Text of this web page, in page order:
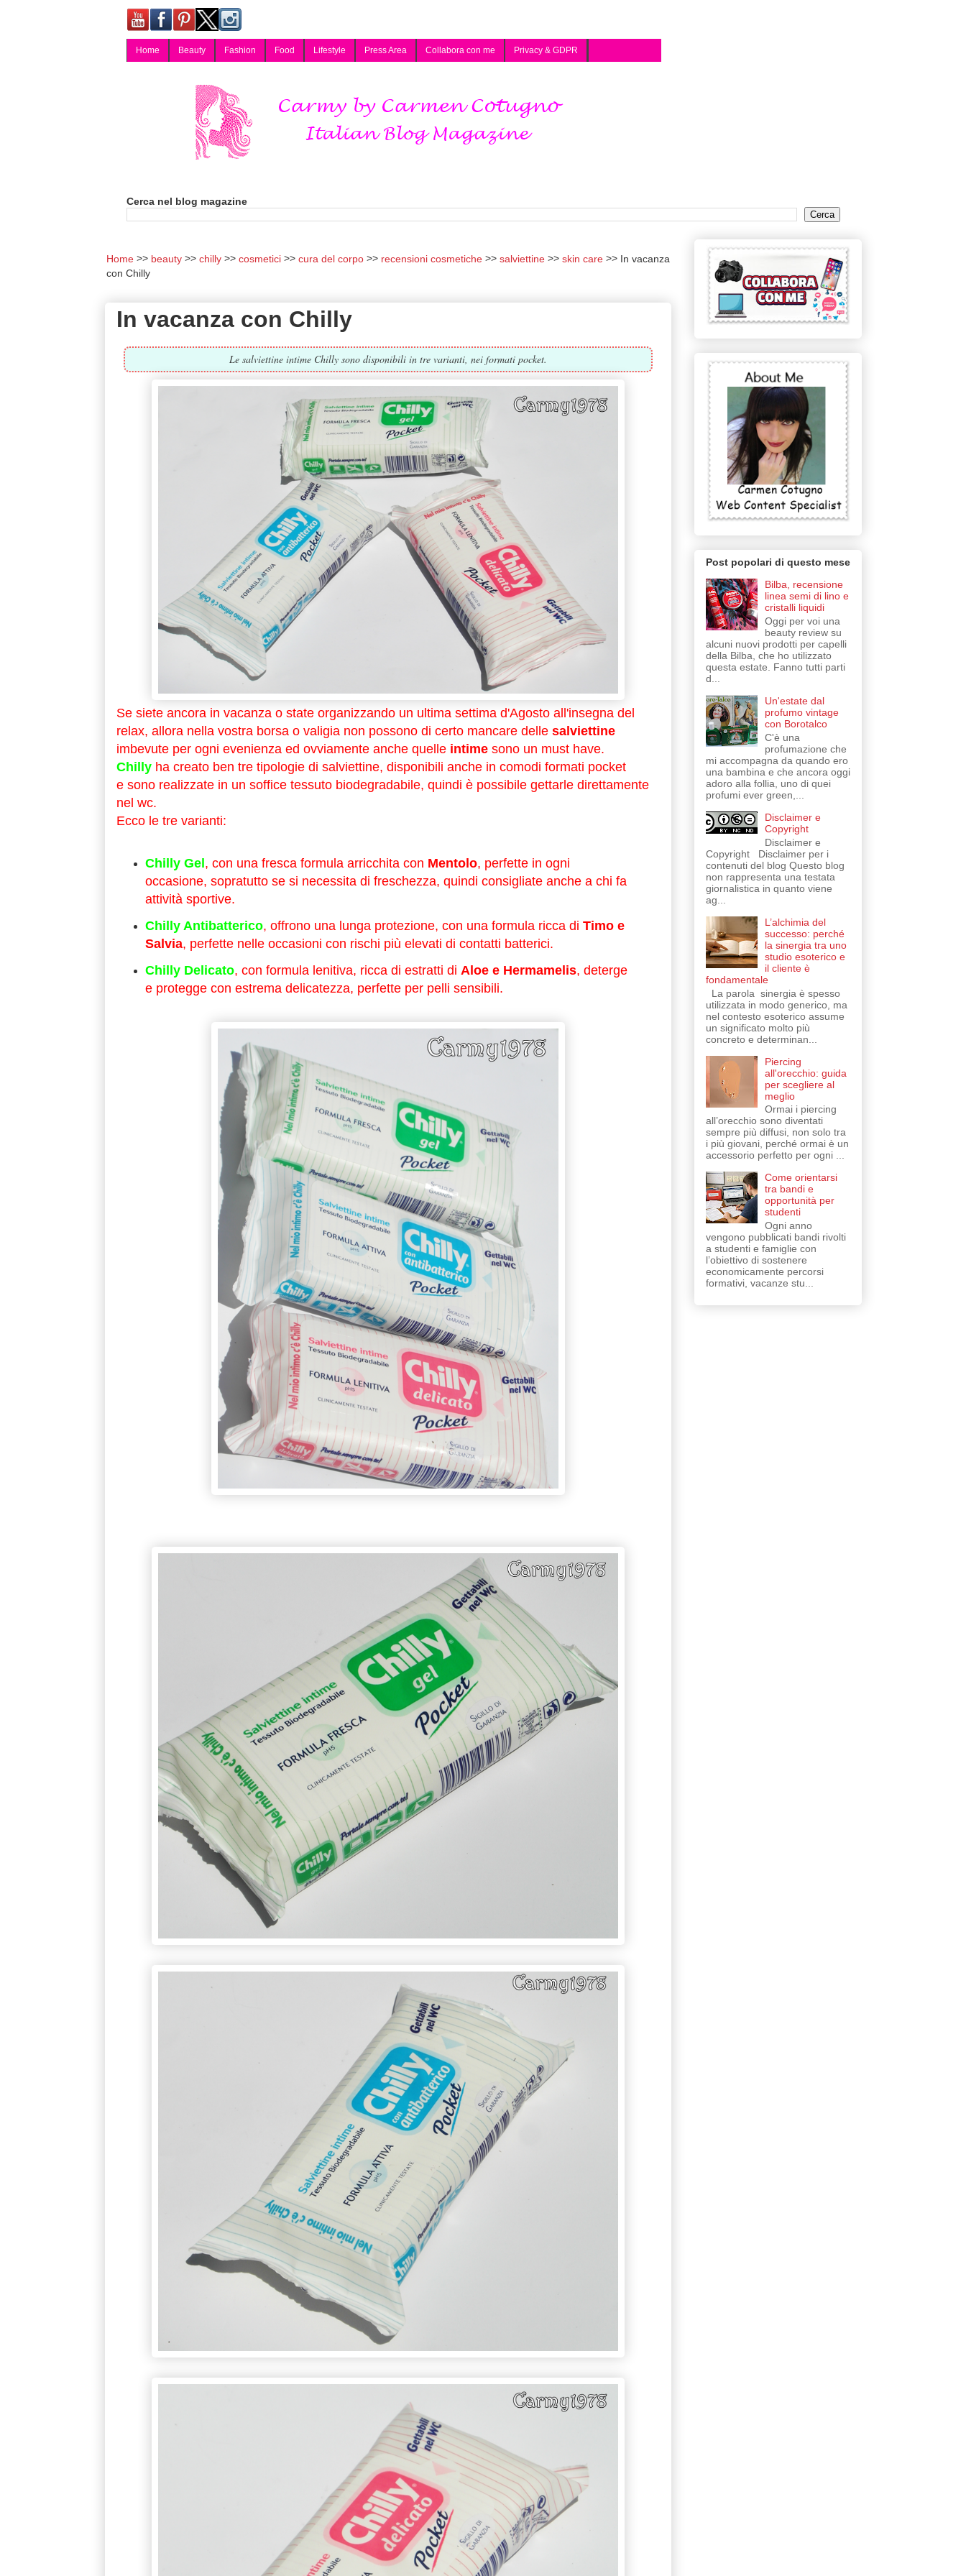
Home Beauty Fashion Food Lifestyle Press Area Collabora con me Privacy & GDPR
Cerca nel blog magazine
Home beauty chilly cosmetici cura del corpo recensioni cosmetiche salviettine skin care
In vacanza
con Chilly
In vacanza con Chilly
Le salviettine intime Chilly sono disponibili in tre varianti, nei formati pocket.
Se siete ancora in vacanza o state organizzando un ultima settima d'Agosto all'insegna del
relax, allora nella vostra borsa o valigia non possono di certo mancare delle salviettine
imbevute per ogni evenienza ed ovviamente anche quelle intime sono un must have.
Chillyha creato ben tre tipologie di salviettine, disponibili anche in comodi formati pocket
esono realizzate in un soffice tessuto biodegradabile, quindi è possibile gettarle direttamente
nel wc.
Ecco le tre varianti:
Chilly Gel , con una fresca formula arricchita con Mentolo, perfette in ogni
occasione, sopratutto se si necessita di freschezza, quindi consigliate anche a chi fa
attività sportive.
Chilly Antibatterico, offrono una lunga protezione, con una formula ricca di Timo e
Salvia, perfette nelle occasioni con rischi più elevati di contatti batterici.
Chilly Delicato, con formula lenitiva, ricca di estratti di Aloe e Hermamelis, deterge
e protegge con estrema delicatezza, perfette per pelli sensibili.
Post popolari di questo mese
Bilba, recensione
linea semi di lino e
cristalli liquidi
Oggi per voi una
beauty review su
alcuni nuovi prodotti per capelli
della Bilba, che ho utilizzato
questa estate. Fanno tutti parti
d...
Un'estate dal
profumo vintage
con Borotalco
C'è una
profumazione che
mi accompagna da quando ero
una bambina e che ancora oggi
adoro alla follia, uno di quei
profumi ever green,...
Disclaimer e
Copyright
Disclaimer e
Copyright Disclaimer per i
contenuti del blog Questo blog
non rappresenta una testata
giornalistica in quanto viene
ag...
L’alchimia del
successo: perché
la sinergia tra uno
studio esoterico e
il cliente è
fondamentale
La parola sinergia è spesso
utilizzata in modo generico, ma
nel contesto esoterico assume
un significato molto più
concreto e determinan...
Piercing
all'orecchio: guida
per scegliere al
meglio
Ormai i piercing
all’orecchio sono diventati
sempre più diffusi, non solo tra
i più giovani, perché ormai è un
accessorio perfetto per ogni ...
Come orientarsi
tra bandi e
opportunità per
studenti
Ogni anno
vengono pubblicati bandi rivolti
a studenti e famiglie con
l’obiettivo di sostenere
economicamente percorsi
formativi, vacanze stu...